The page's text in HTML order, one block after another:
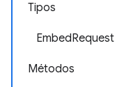
Tipos
EmbedRequest
Métodos